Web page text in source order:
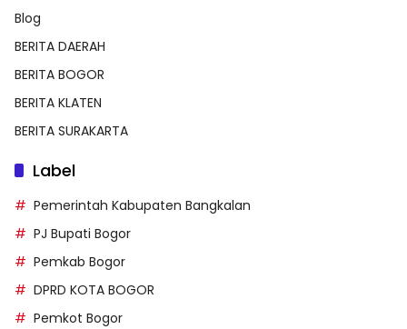
Blog
BERITA DAERAH
BERITA BOGOR
BERITA KLATEN
BERITA SURAKARTA
Label
Pemerintah Kabupaten Bangkalan
PJ Bupati Bogor
Pemkab Bogor
DPRD KOTA BOGOR
Pemkot Bogor